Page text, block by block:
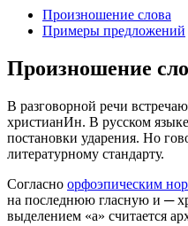
Произношение слова
Примеры предложений
Произношение
В разговорной речи
христианИн. В русском языке
постановки ударения. Но
литературному стандарту.
Согласно орфоэпическим
на последнюю гласную и ─
выделением «а» считается